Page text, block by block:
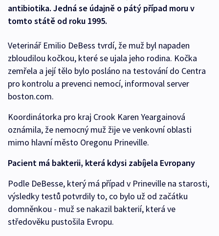
antibiotika. Jedná se údajně o pátý případ moru v
tomto státě od roku 1995.
Veterinář Emilio DeBess tvrdí, že muž byl napaden
zbloudilou kočkou, které se ujala jeho rodina. Kočka
zemřela a její tělo bylo posláno na testování do Centra
pro kontrolu a prevenci nemocí, informoval server
boston.com.
Koordinátorka pro kraj Crook Karen Yeargainová
oznámila, že nemocný muž žije ve venkovní oblasti
mimo hlavní město Oregonu Prineville.
Pacient má bakterii, která kdysi zabíjela Evropany
Podle DeBesse, který má případ v Prineville na starosti,
výsledky testů potvrdily to, co bylo už od začátku
domněnkou - muž se nakazil bakterií, která ve
středověku pustošila Evropu.